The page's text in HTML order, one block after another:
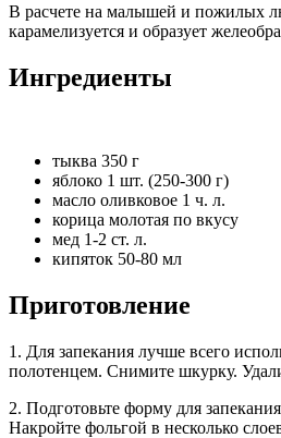
В расчете на малышей и пожилых
карамелизуется и образует
Ингредиенты
тыква 350 г
яблоко 1 шт. (250-300 г)
масло оливковое 1 ч. л.
корица молотая по вкусу
мед 1-2 ст. л.
кипяток 50-80 мл
Приготовление
1. Для запекания лучше всего
полотенцем. Снимите шкурку.
2. Подготовьте форму для
Накройте фольгой в несколько